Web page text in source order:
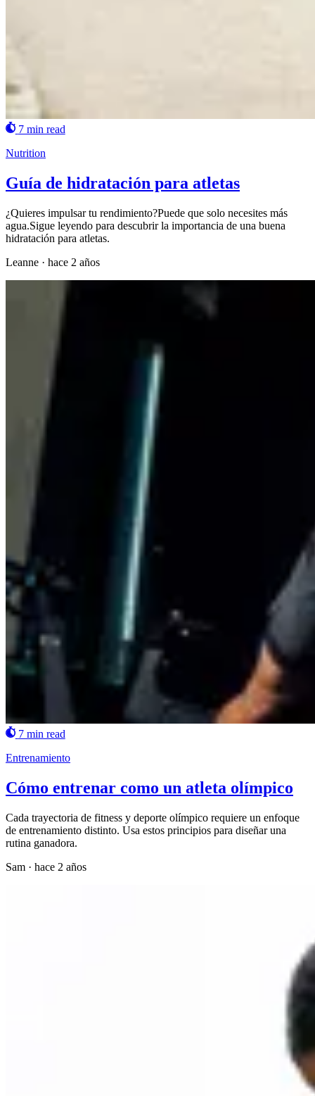
7 min read
Nutrition
Guía de hidratación para atletas
¿Quieres impulsar tu rendimiento?Puede que solo necesites más
agua.Sigue leyendo para descubrir la importancia de una buena
hidratación para atletas.
Leanne · hace 2 años
7 min read
Entrenamiento
Cómo entrenar como un atleta olímpico
Cada trayectoria de fitness y deporte olímpico requiere un enfoque
de entrenamiento distinto. Usa estos principios para diseñar una
rutina ganadora.
Sam · hace 2 años